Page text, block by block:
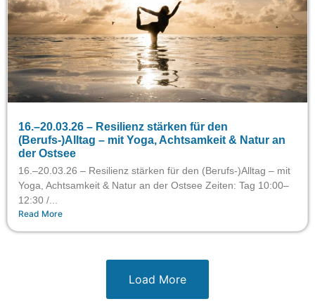
16.–20.03.26 – Resilienz stärken für den
(Berufs-)Alltag – mit Yoga, Achtsamkeit & Natur an
der Ostsee
16.–20.03.26 – Resilienz stärken für den (Berufs-)Alltag – mit
Yoga, Achtsamkeit & Natur an der Ostsee Zeiten: Tag 10:00–
12:30 /...
Read More
Load More